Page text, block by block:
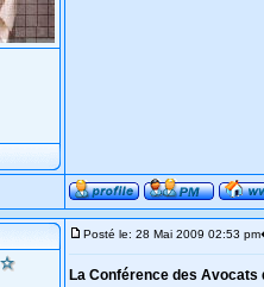
Posté le: 28 Mai 2009 02:53 pm
La Conférence des